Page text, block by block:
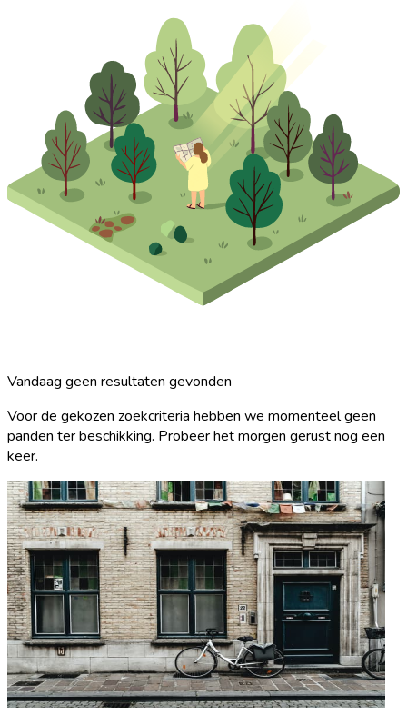
Vandaag geen resultaten gevonden
Voor de gekozen zoekcriteria hebben we momenteel geen
panden ter beschikking. Probeer het morgen gerust nog een
keer.